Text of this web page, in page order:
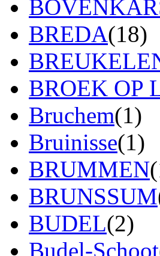
BREDA(18)
BROEK OP
Bruchem(1)
Bruinisse(1)
BRUMMEN
BRUNSSUM
BUDEL(2)
Budel-Schoot